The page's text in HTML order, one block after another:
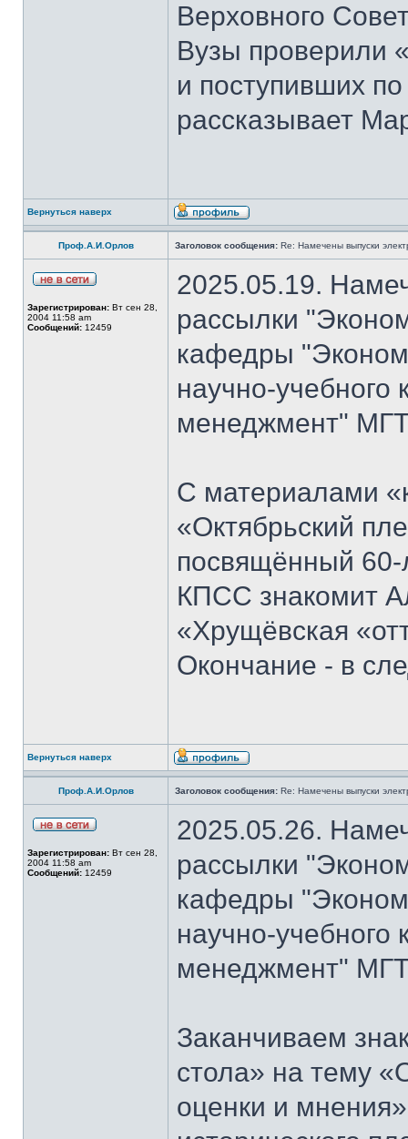
Верховного
Вузы проверили
и поступивших
рассказывает
Вернуться наверх
Проф.А.И.Орлов Заголовок сообщения: Re: Намечены выпуски
Зарегистрирован: Вт сен 28,
2004 11:58 am
Сообщений: 12459
2025.05.19.
рассылки
кафедры
научно-
менеджмент"
С материалами
«Октябрьский
посвящённый 60-
КПСС знакомит
«Хрущёвская
Окончание - в
Вернуться наверх
Проф.А.И.Орлов Заголовок сообщения: Re: Намечены выпуски
Зарегистрирован: Вт сен 28,
2004 11:58 am
Сообщений: 12459
2025.05.26.
рассылки
кафедры
научно-
менеджмент"
Заканчиваем
стола» на тему
оценки и